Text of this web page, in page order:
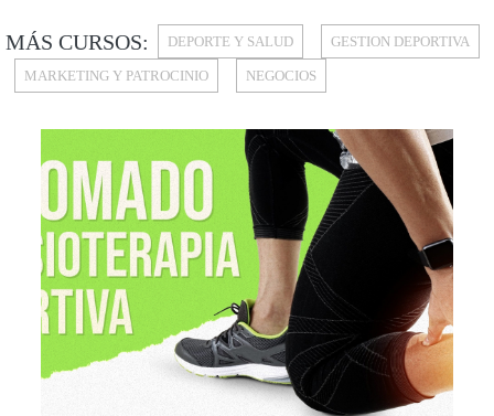
MÁS CURSOS: DEPORTE Y SALUD GESTION DEPORTIVA
MARKETING Y PATROCINIO NEGOCIOS